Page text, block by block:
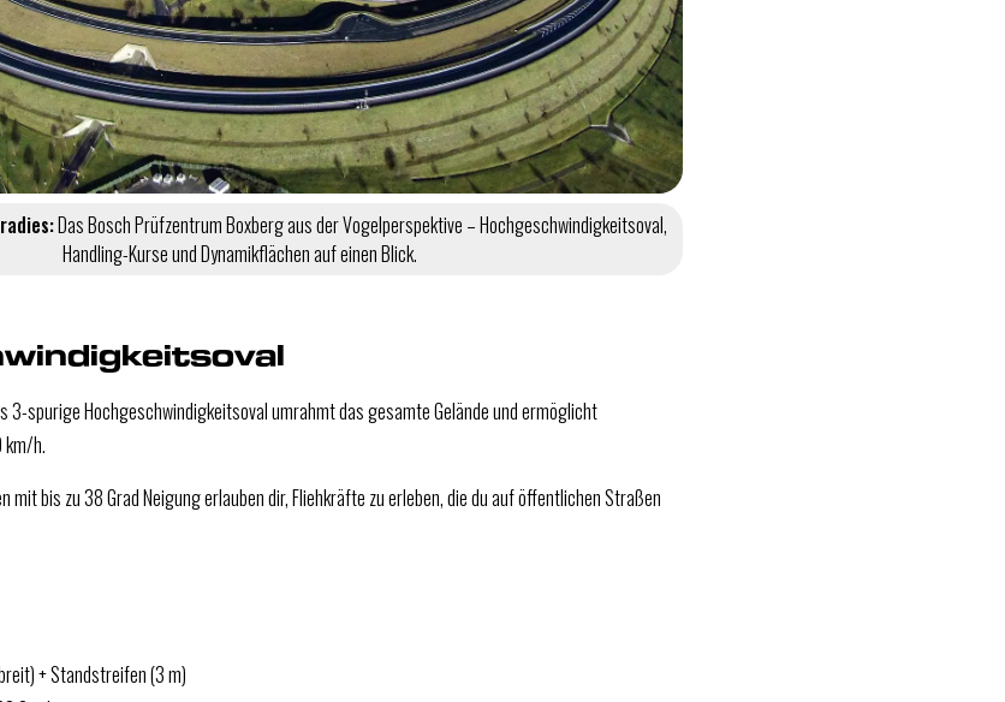
Das Bosch Prüfzentrum Boxberg aus der Vogelperspektive – Hochgeschwindigkeitsoval,
Handling-Kurse und Dynamikflächen auf einen Blick.
3-spurige Hochgeschwindigkeitsoval umrahmt das gesamte Gelände und ermöglicht
km/h.
mit bis zu 38 Grad Neigung erlauben dir, Fliehkräfte zu erleben, die du auf öffentlichen Straßen
+ Standstreifen (3 m)